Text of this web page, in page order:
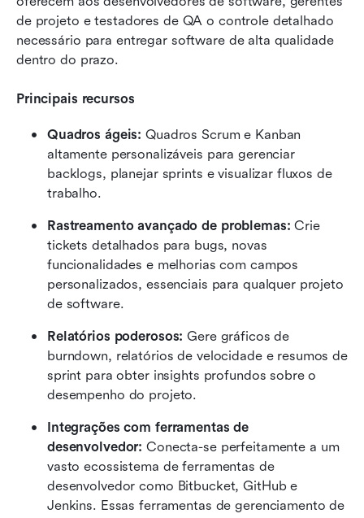
de projeto e testadores de QA o controle detalhado
necessário para entregar software de alta qualidade
dentro do prazo.
Principais recursos
Quadros ágeis: Quadros Scrum e Kanban
altamente personalizáveis para gerenciar
backlogs, planejar sprints e visualizar fluxos de
trabalho.
Rastreamento avançado de problemas: Crie
tickets detalhados para bugs, novas
funcionalidades e melhorias com campos
personalizados, essenciais para qualquer projeto
de software.
Relatórios poderosos: Gere gráficos de
burndown, relatórios de velocidade e resumos de
sprint para obter insights profundos sobre o
desempenho do projeto.
Integrações com ferramentas de
desenvolvedor: Conecta-se perfeitamente a um
vasto ecossistema de ferramentas de
desenvolvedor como Bitbucket, GitHub e
Jenkins. Essas ferramentas de gerenciamento de